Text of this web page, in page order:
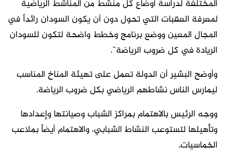
المختلفة لدراسة أوضاع كل منشط من المناشط الرياضية
لمعرفة العقبات التي تحول دون أن يكون السودان رائداً في
المجال المعين ووضع برنامج وخطط واضحة لتكون للسودان
الريادة في كل ضروب الرياضة”.
وأوضح البشير أن الدولة تعمل على تهيئة المناخ المناسب
ليمارس الناس نشاطهم الرياضي بكل ضروب الرياضة.
ووجه الرئيس بالاهتمام بمراكز الشباب وصيانتها وإعدادها
وتأهيلها لتستوعب النشاط الشبابي، والاهتمام أيضاً بملاعب
الخماسيات.